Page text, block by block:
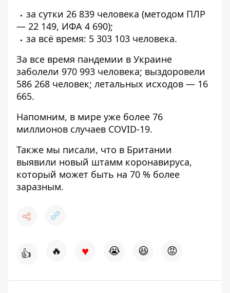
за сутки 26 839 человека (методом ПЛР
— 22 149, ИФА 4 690);
за всё время: 5 303 103 человека.
За все время пандемии в Украине
заболели 970 993 человека; выздоровели
586 268 человек; летальных исходов — 16
665.
Напомним, в мире уже более 76
миллионов случаев COVID-19.
Также мы писали, что в Британии
выявили новый штамм коронавируса,
который может быть на 70 % более
заразным.
👍 🔥 ♥ 😭 😆 😡